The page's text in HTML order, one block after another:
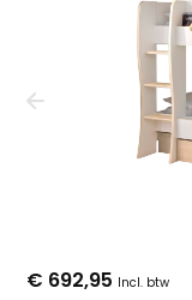
€ 692,95 Incl. btw